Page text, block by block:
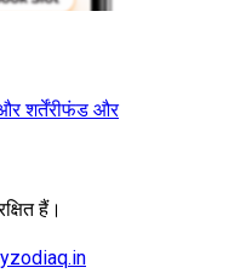
शर्तेंरीफंड और
हैं।